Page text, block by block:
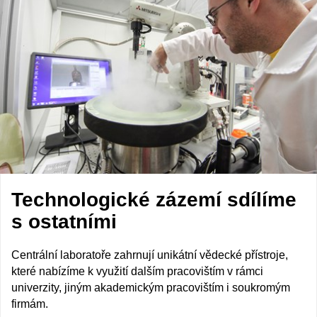
Technologické zázemí sdílíme
s ostatními
Centrální laboratoře zahrnují unikátní vědecké přístroje,
které nabízíme k využití dalším pracovištím v rámci
univerzity, jiným akademickým pracovištím i soukromým
firmám.